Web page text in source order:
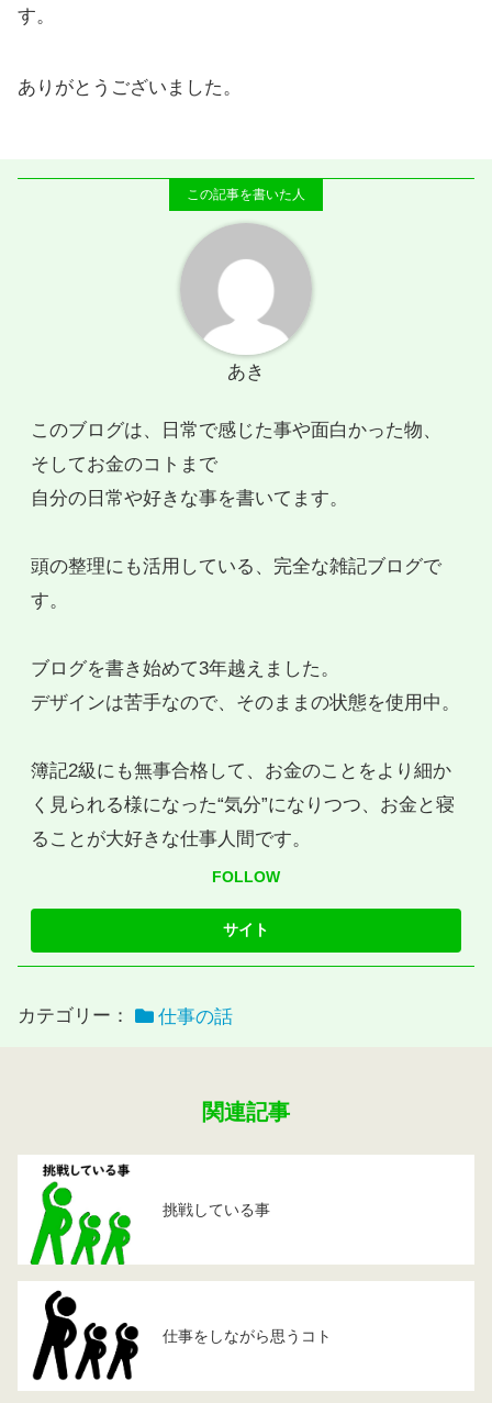
す。
ありがとうございました。
あき
このブログは、日常で感じた事や面白かった物、
そしてお金のコトまで
自分の日常や好きな事を書いてます。
頭の整理にも活用している、完全な雑記ブログで
す。
ブログを書き始めて3年越えました。
デザインは苦手なので、そのままの状態を使用中。
簿記2級にも無事合格して、お金のことをより細か
く見られる様になった“気分”になりつつ、お金と寝
ることが大好きな仕事人間です。
FOLLOW
カテゴリー： 仕事の話
関連記事
挑戦している事
仕事をしながら思うコト